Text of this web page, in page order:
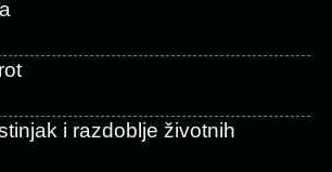
i razdoblje životnih